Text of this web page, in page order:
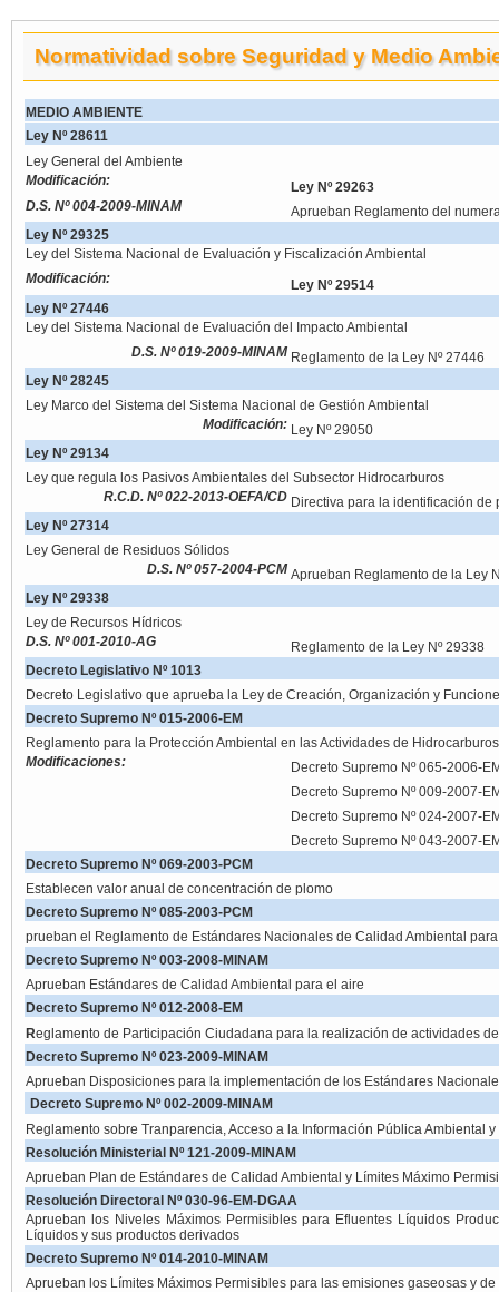
Normatividad sobre Seguridad y Medio
MEDIO AMBIENTE
Ley Nº 28611
Ley General del Ambiente
Modificación:
Ley Nº 29263
D.S. Nº 004-2009-MINAM
Aprueban Reglamento del
Ley Nº 29325
Ley del Sistema Nacional de Evaluación y Fiscalización Ambiental
Modificación:
Ley Nº 29514
Ley Nº 27446
Ley del Sistema Nacional de Evaluación del Impacto Ambiental
D.S. Nº 019-2009-MINAM Reglamento de la Ley Nº 27446
Ley Nº 28245
Ley Marco del Sistema del Sistema Nacional de Gestión Ambiental
Modificación: Ley Nº 29050
Ley Nº 29134
Ley que regula los Pasivos Ambientales del Subsector Hidrocarburos
R.C.D. Nº 022-2013-OEFA/CD Directiva para la identificación
Ley Nº 27314
Ley General de Residuos Sólidos
D.S. Nº 057-2004-PCM Aprueban Reglamento de la Ley
Ley Nº 29338
Ley de Recursos Hídricos
D.S. Nº 001-2010-AG
Reglamento de la Ley Nº 29338
Decreto Legislativo Nº 1013
Decreto Legislativo que aprueba la Ley de Creación, Organización y
Decreto Supremo Nº 015-2006-EM
Reglamento para la Protección Ambiental en las Actividades de Hidrocarburos
Modificaciones:
Decreto Supremo Nº 065-2006-
Decreto Supremo Nº 009-2007-
Decreto Supremo Nº 024-2007-
Decreto Supremo Nº 043-2007-
Decreto Supremo Nº 069-2003-PCM
Establecen valor anual de concentración de plomo
Decreto Supremo Nº 085-2003-PCM
prueban el Reglamento de Estándares Nacionales de Calidad Ambiental
Decreto Supremo Nº 003-2008-MINAM
Aprueban Estándares de Calidad Ambiental para el aire
Decreto Supremo Nº 012-2008-EM
Reglamento de Participación Ciudadana para la realización de actividades
Decreto Supremo Nº 023-2009-MINAM
Aprueban Disposiciones para la implementación de los Estándares
Decreto Supremo Nº 002-2009-MINAM
Reglamento sobre Tranparencia, Acceso a la Información Pública Ambiental
Resolución Ministerial Nº 121-2009-MINAM
Aprueban Plan de Estándares de Calidad Ambiental y Límites Máximo
Resolución Directoral Nº 030-96-EM-DGAA
Aprueban los Niveles Máximos Permisibles para Efluentes Líquidos
Líquidos y sus productos derivados
Decreto Supremo Nº 014-2010-MINAM
Aprueban los Límites Máximos Permisibles para las emisiones gaseosas y